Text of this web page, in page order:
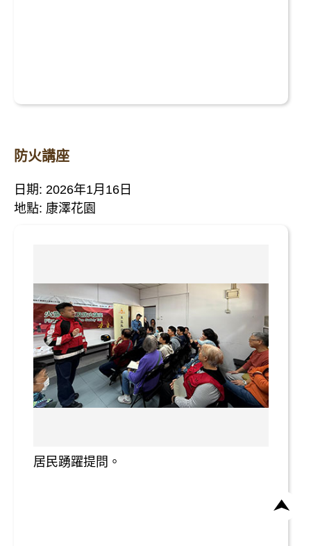
防火講座
日期: 2026年1月16日
地點: 康澤花園
居民踴躍提問。